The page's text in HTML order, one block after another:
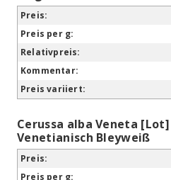
Cerussa alba Veneta
Venetianisch Bleyweiß